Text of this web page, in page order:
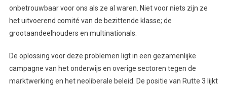
onbetrouwbaar voor ons als ze al waren. Niet voor niets zijn ze
het uitvoerend comité van de bezittende klasse; de
grootaandeelhouders en multinationals.
De oplossing voor deze problemen ligt in een gezamenlijke
campagne van het onderwijs en overige sectoren tegen de
marktwerking en het neoliberale beleid. De positie van Rutte 3 lijkt